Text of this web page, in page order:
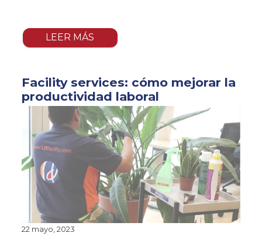
LEER MÁS
Facility services: cómo mejorar la
productividad laboral
22 mayo, 2023